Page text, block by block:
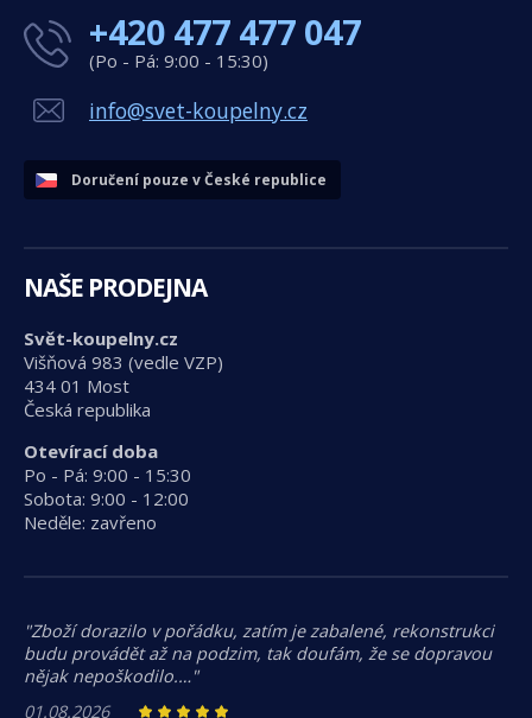
+420 477 477 047
(Po - Pá: 9:00 - 15:30)
info@svet-koupelny.cz
Doručení pouze v České republice
NAŠE PRODEJNA
Svět-koupelny.cz
Višňová 983 (vedle VZP)
434 01 Most
Česká republika
Otevírací doba
Po - Pá: 9:00 - 15:30
Sobota: 9:00 - 12:00
Neděle: zavřeno
"Zboží dorazilo v pořádku, zatím je zabalené, rekonstrukci
budu provádět až na podzim, tak doufám, že se dopravou
nějak nepoškodilo.…"
01.08.2026